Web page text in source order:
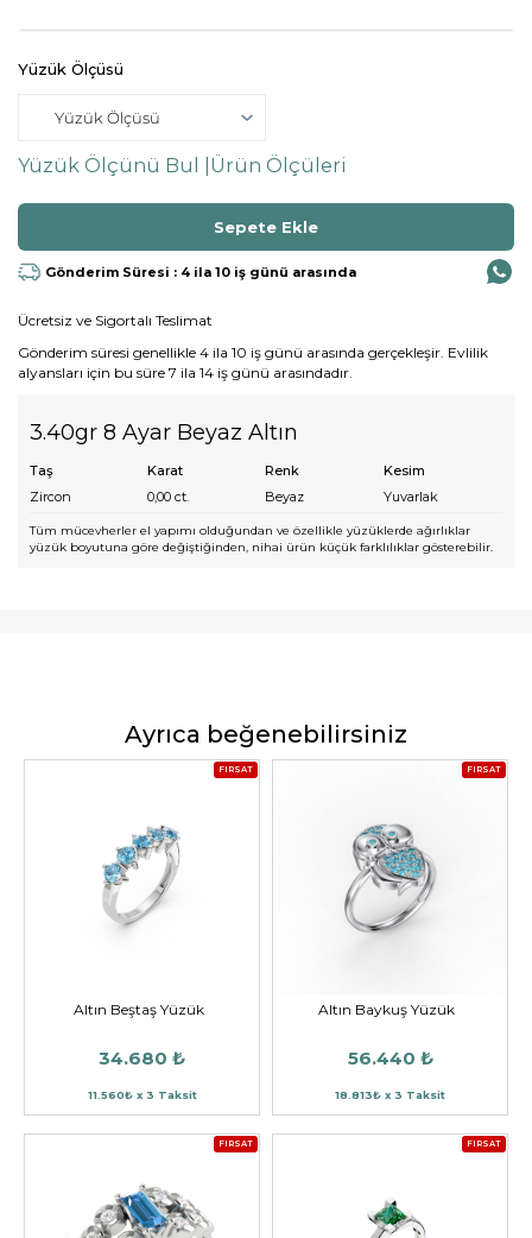
Yüzük Ölçüsü
Yüzük Ölçünü Bul | Ürün Ölçüleri
Gönderim Süresi : 4 ila 10 iş günü arasında
Ücretsiz ve Sigortalı Teslimat
Gönderim süresi genellikle 4 ila 10 iş günü arasında gerçekleşir. Evlilik
alyansları için bu süre 7 ila 14 iş günü arasındadır.
3.40gr 8 Ayar Beyaz Altın
Taş Karat Renk
Kesim
Zircon
0,00 ct. Beyaz Yuvarlak
Tüm mücevherler el yapımı olduğundan ve özellikle yüzüklerde ağırlıklar
yüzük boyutuna göre değiştiğinden, nihai ürün küçük farklılıklar gösterebilir.
Ayrıca beğenebilirsiniz
FIRSAT
Altın Beştaş Yüzük
34.680 ₺
11.560₺ x 3 Taksit
FIRSAT
Altın Baykuş Yüzük
56.440 ₺
18.813₺ x 3 Taksit
FIRSAT FIRSAT